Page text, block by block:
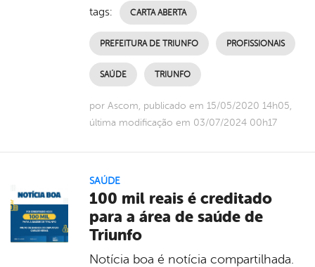
tags: CARTA ABERTA
PREFEITURA DE TRIUNFO PROFISSIONAIS
SAÚDE TRIUNFO
por Ascom, publicado em 15/05/2020 14h05,
última modificação em 03/07/2024 00h17
SAÚDE
100 mil reais é creditado
para a área de saúde de
Triunfo
Notícia boa é notícia compartilhada.